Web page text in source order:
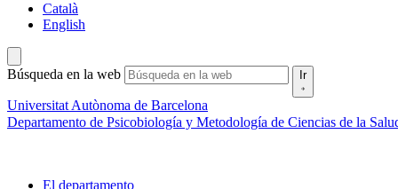
Català
English
Búsqueda en la web Ir
Universitat Autònoma de Barcelona
Departamento de Psicobiología y Metodología de Ciencias de la
El departamento